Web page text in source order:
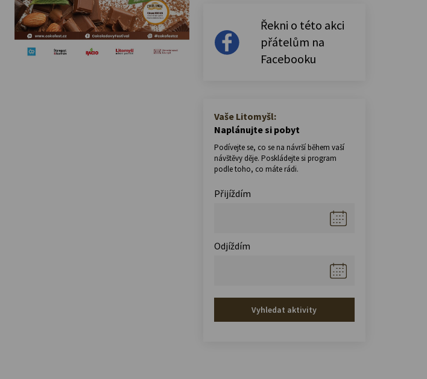
Řekni o této akci
přátelům na
Facebooku
Vaše Litomyšl:
Naplánujte si pobyt
Podívejte se, co se na návrší během vaší
návštěvy děje. Poskládejte si program
podle toho, co máte rádi.
Přijíždím
Odjíždím
Vyhledat aktivity